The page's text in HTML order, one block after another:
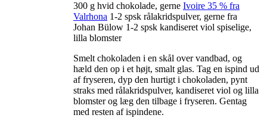
300 g hvid chokolade, gerne Ivoire 35 % fra
Valrhona 1-2 spsk rålakridspulver, gerne fra
Johan Bülow 1-2 spsk kandiseret viol spiselige,
lilla blomster
Smelt chokoladen i en skål over vandbad, og
hæld den op i et højt, smalt glas. Tag en ispind ud
af fryseren, dyp den hurtigt i chokoladen, pynt
straks med rålakridspulver, kandiseret viol og lilla
blomster og læg den tilbage i fryseren. Gentag
med resten af ispindene.